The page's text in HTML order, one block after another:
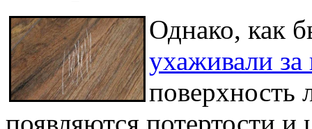
Однако, как
ухаживали
поверхность
появляются потертости